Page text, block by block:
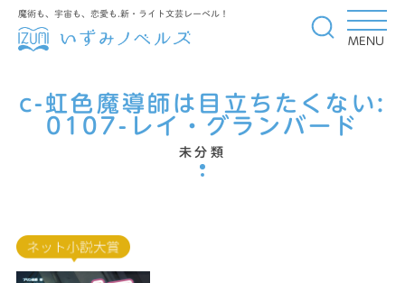
MENU
魔術も、宇宙も、恋愛も.新・ライト文芸レーベル！
c-虹色魔導師は目立ちたくない:
0107-レイ・グランバード
未分類